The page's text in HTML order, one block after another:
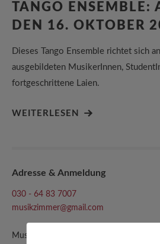
TANGO ENSEMBLE:
DEN 16. OKTOBER
Dieses Tango Ensemble richtet sich
ausgebildeten MusikerInnen,
fortgeschrittene Laien.
WEITERLESEN
Adresse & Anmeldung
030 - 64 83 7007
musikzimmer@gmail.com
Musikzimmer Marcelo Berrini